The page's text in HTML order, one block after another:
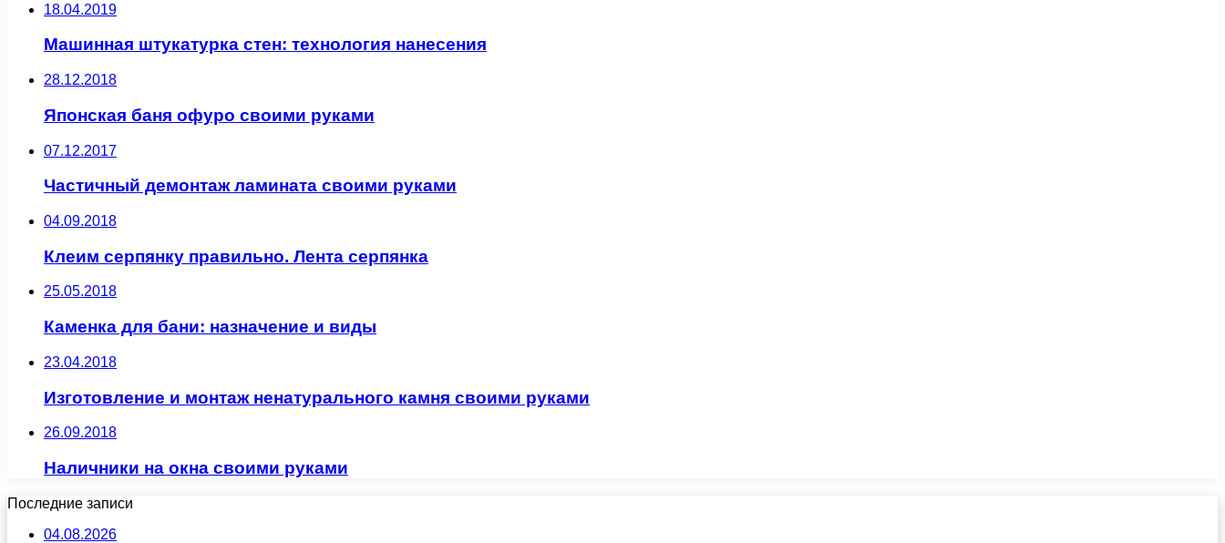
18.04.2019
Машинная штукатурка стен: технология нанесения
28.12.2018
Японская баня офуро своими руками
07.12.2017
Частичный демонтаж ламината своими руками
04.09.2018
Клеим серпянку правильно. Лента серпянка
25.05.2018
Каменка для бани: назначение и виды
23.04.2018
Изготовление и монтаж ненатурального камня своими руками
26.09.2018
Наличники на окна своими руками
Последние записи
04.08.2026